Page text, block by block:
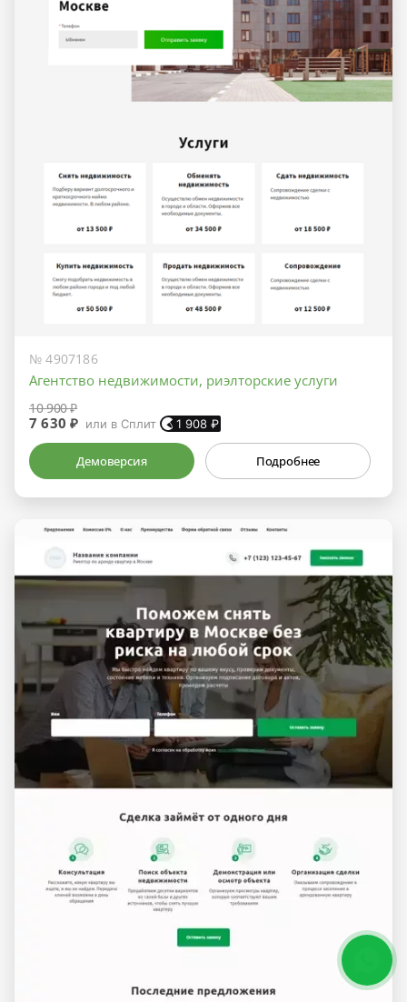
№ 4907186
Агентство недвижимости, риэлторские услуги
10 900 ₽
7 630 ₽ или в Сплит 1 908 ₽
Демоверсия Подробнее